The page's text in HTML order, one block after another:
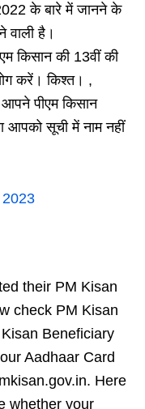
के बारे में जानने के
वाली है।
किसान की 13वीं की
करें। किश्त। ,
पीएम किसान
आपको सूची में नाम नहीं
their PM Kisan
check PM Kisan
Beneficiary
Aadhaar Card
Here
whether your